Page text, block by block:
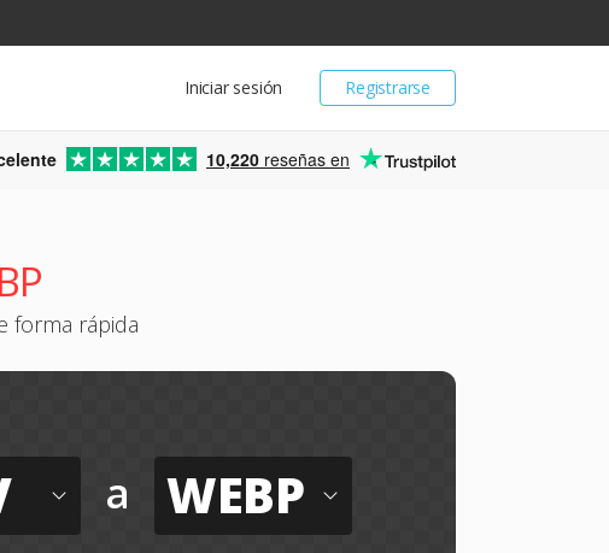
Registrarse
Iniciar sesión
10,220 reseñas en
forma rápida
a WEBP